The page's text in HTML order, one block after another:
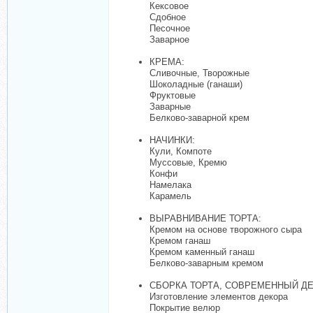
Кексовое
Сдобное
Песочное
Заварное
КРЕМА:
Сливочные, Творожные
Шоколадные (ганаши)
Фруктовые
Заварные
Белково-заварной крем
НАЧИНКИ:
Кули, Компоте
Муссовые, Кремю
Конфи
Намелака
Карамель
ВЫРАВНИВАНИЕ ТОРТА:
Кремом на основе творожного сыра
Кремом ганаш
Кремом каменный ганаш
Белково-заварным кремом
СБОРКА ТОРТА, СОВРЕМЕННЫЙ
Изготовление элементов декора
Покрытие велюр